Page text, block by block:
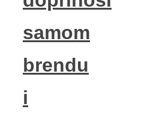
samom
brendu
i